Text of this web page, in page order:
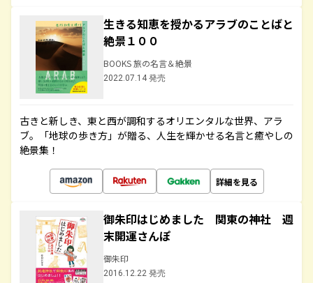
生きる知恵を授かるアラブのことばと
絶景１００
BOOKS 旅の名言＆絶景
2022.07.14 発売
古きと新しき、東と西が調和するオリエンタルな世界、アラ
ブ。「地球の歩き方」が贈る、人生を輝かせる名言と癒やしの
絶景集！
詳細を見る
御朱印はじめました 関東の神社 週
末開運さんぽ
御朱印
2016.12.22 発売